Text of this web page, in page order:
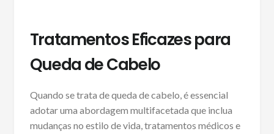
Tratamentos Eficazes para
Queda de Cabelo
Quando se trata de queda de cabelo, é essencial
adotar uma abordagem multifacetada que inclua
mudanças no estilo de vida, tratamentos médicos e